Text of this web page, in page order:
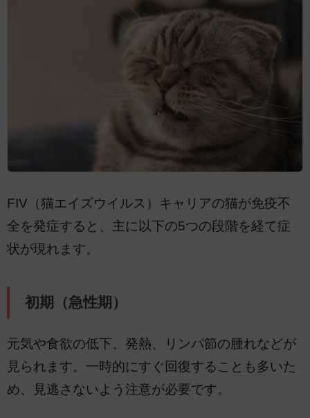
FIV（猫エイズウイルス）キャリアの猫が免疫不
全を発症すると、主に以下の5つの段階を経て症
状が現れます。
初期（急性期）
元気や食欲の低下、発熱、リンパ節の腫れなどが
見られます。一時的にすぐ回復することも多いた
め、見逃さないよう注意が必要です。